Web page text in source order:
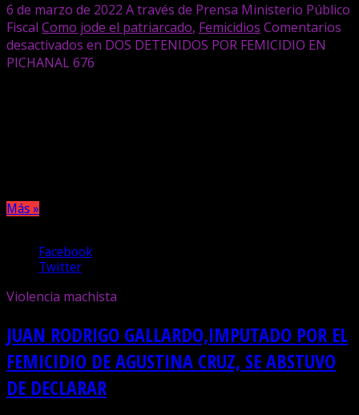
6 de marzo de 2022 A través de Prensa Ministerio Público
Fiscal Como jode el patriarcado, Femicidios Comentarios
desactivados en DOS DETENIDOS POR FEMICIDIO EN
PICHANAL676
Más »
Facebook
Twitter
Violencia machista
JUAN RODRIGO GALLARDO,IMPUTADO POR EL
FEMICIDIO DE AGUSTINA CRUZ, SE ABSTUVO
DE DECLARAR